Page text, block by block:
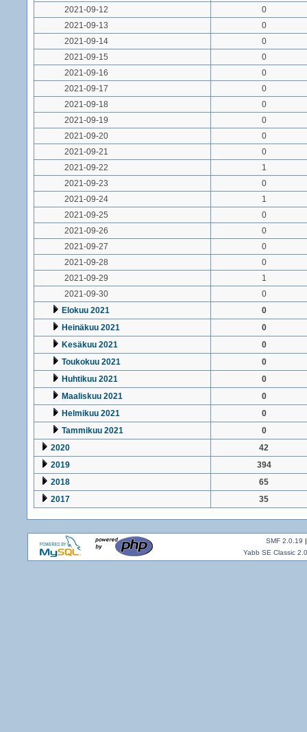
2021-09-12
0
2021-09-13
0
2021-09-14
0
2021-09-15
0
2021-09-16
0
2021-09-17
0
2021-09-18
0
2021-09-19
0
2021-09-20
0
2021-09-21
0
2021-09-22
1
2021-09-23
0
2021-09-24
1
2021-09-25
0
2021-09-26
0
2021-09-27
0
2021-09-28
0
2021-09-29
1
2021-09-30
0
Elokuu 2021
0
Heinäkuu 2021
0
Kesäkuu 2021
0
Toukokuu 2021
0
Huhtikuu 2021
0
Maaliskuu 2021
0
Helmikuu 2021
0
Tammikuu 2021
0
2020
42
2019
394
2018
65
2017
35
SMF 2.0.19
Yabb SE Classic